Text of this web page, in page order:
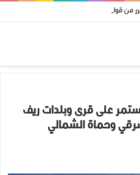
من قوات النظام وميليشياته
على قرى وبلدات ريف
وحماة الشمالي